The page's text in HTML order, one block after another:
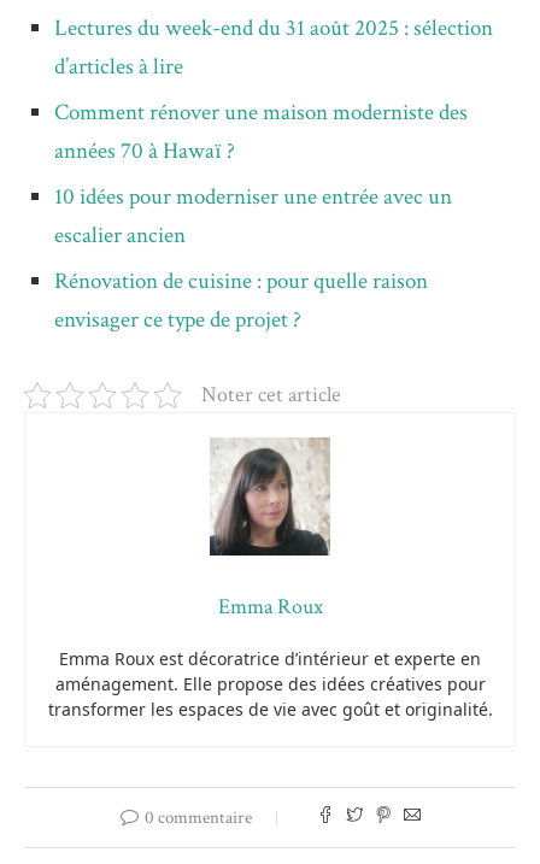
Lectures du week-end du 31 août 2025 : sélection
d’articles à lire
Comment rénover une maison moderniste des
années 70 à Hawaï ?
10 idées pour moderniser une entrée avec un
escalier ancien
Rénovation de cuisine : pour quelle raison
envisager ce type de projet ?
Noter cet article
Emma Roux
Emma Roux est décoratrice d’intérieur et experte en
aménagement. Elle propose des idées créatives pour
transformer les espaces de vie avec goût et originalité.
0 commentaire